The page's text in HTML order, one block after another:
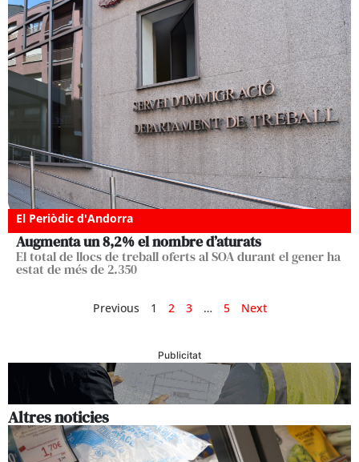
El Periòdic d'Andorra
Augmenta un 8,2% el nombre d’aturats
El total de llocs de treball oferts al SOA durant el gener ha
estat de més de 2.350
Previous 1 2 3 … 5 Next
Publicitat
Altres noticies